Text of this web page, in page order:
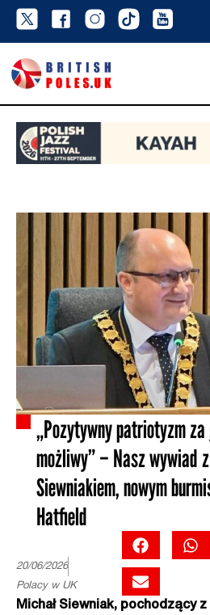
„Pozytywny patriotyzm
możliwy” – Nasz wywiad
Siewniakiem, nowym
Hatfield
20/06/2026
Polacy w UK
Michał Siewniak, pochodzący